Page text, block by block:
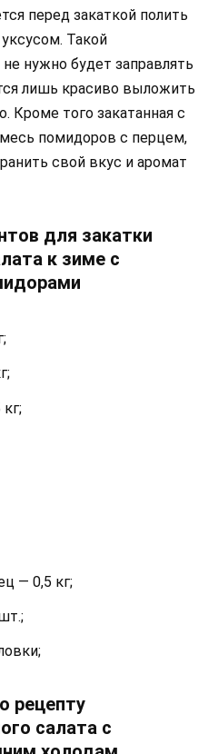
перед закаткой полить
Такой
нужно будет заправлять
лишь красиво выложить
Кроме того закатанная с
помидоров с перцем,
свой вкус и аромат
для закатки
к зиме с
— 0,5 кг;
рецепту
салата с